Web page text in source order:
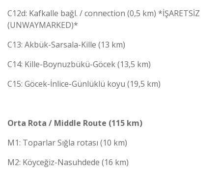
C12d: Kafkalle bağl. / connection (0,5 km) *İŞARETSİZ
(UNWAYMARKED)*
C13: Akbük-Sarsala-Kille (13 km)
C14: Kille-Boynuzbükü-Göcek (13,5 km)
C15: Göcek-İnlice-Günlüklü koyu (19,5 km)
Orta Rota / Middle Route (115 km)
M1: Toparlar Sığla rotası (10 km)
M2: Köyceğiz-Nasuhdede (16 km)